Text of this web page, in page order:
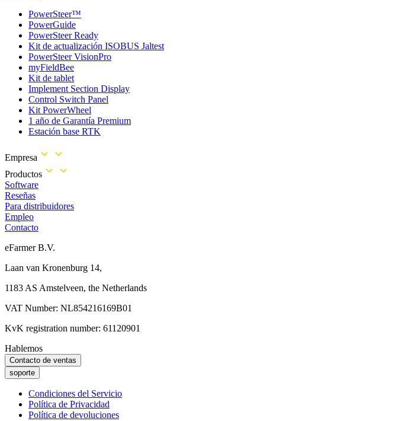
PowerSteer™
PowerGuide
PowerSteer Ready
Kit de actualización ISOBUS Jaltest
PowerSteer VisionPro
myFieldBee
Kit de tablet
Implement Section Display
Control Switch Panel
Kit PowerWheel
1 año de Garantía Premium
Estación base RTK
Empresa
Productos
Software
Reseñas
Para distribuidores
Empleo
Contacto
eFarmer B.V.
Laan van Kronenburg 14,
1183 AS Amstelveen, the Netherlands
VAT Number: NL854216169B01
KvK registration number: 61120901
Hablemos
Contacto de ventas
soporte
Condiciones del Servicio
Política de Privacidad
Política de devoluciones